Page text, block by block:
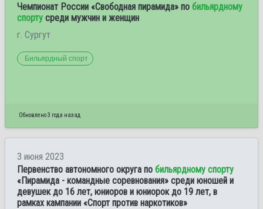
Чемпионат России «Свободная пирамида» по бильярдному
спорту среди мужчин и женщин
г. Сургут
Бильярдный спорт
Обновлено 3 года назад
3 июня 2023
Первенство автономного округа по бильярдному спорту
«Пирамида - командные соревнования» среди юношей и
девушек до 16 лет, юниоров и юниорок до 19 лет, в
рамках кампании «Спорт против наркотиков»